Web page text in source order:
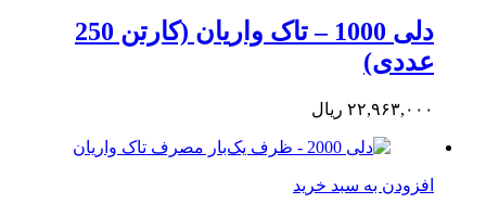
دلی 1000 – تاک واریان (کارتن 250
عددی)
۲۲,۹۶۳,۰۰۰ ریال
افزودن به سبد خرید